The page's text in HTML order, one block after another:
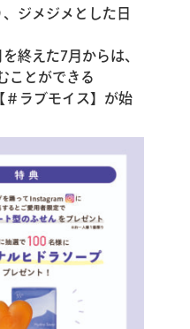
ジメジメとした日
終えた7月からは、
ことができる
＃ラブモイス】が始